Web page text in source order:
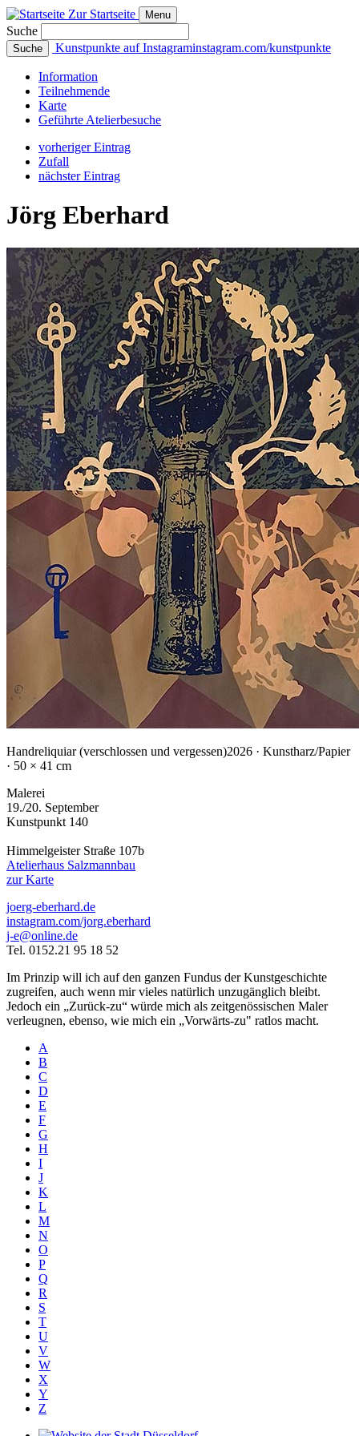
Zur Startseite Menu
Suche
Suche Kunstpunkte auf Instagraminstagram.com/kunstpunkte
Information
Teilnehmende
Karte
Geführte Atelierbesuche
vorheriger Eintrag
Zufall
nächster Eintrag
Jörg Eberhard
Handreliquiar (verschlossen und vergessen)2026 · Kunstharz/Papier
· 50 × 41 cm
Malerei
19./20. September
Kunstpunkt 140
Himmelgeister Straße 107b
Atelierhaus Salzmannbau
zur Karte
joerg-eberhard.de
instagram.com/jorg.eberhard
j-e@online.de
Tel. 0152.21 95 18 52
Im Prinzip will ich auf den ganzen Fundus der Kunstgeschichte
zugreifen, auch wenn mir vieles natürlich unzugänglich bleibt.
Jedoch ein „Zurück-zu“ würde mich als zeitgenössischen Maler
verleugnen, ebenso, wie mich ein „Vorwärts-zu" ratlos macht.
A
B
C
D
E
F
G
H
I
J
K
L
M
N
O
P
Q
R
S
T
U
V
W
X
Y
Z